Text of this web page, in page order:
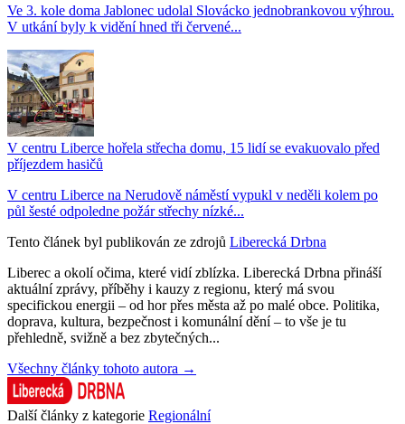
Ve 3. kole doma Jablonec udolal Slovácko jednobrankovou výhrou.
V utkání byly k vidění hned tři červené...
V centru Liberce hořela střecha domu, 15 lidí se evakuovalo před
příjezdem hasičů
V centru Liberce na Nerudově náměstí vypukl v neděli kolem po
půl šesté odpoledne požár střechy nízké...
Tento článek byl publikován ze zdrojů Liberecká Drbna
Liberec a okolí očima, které vidí zblízka. Liberecká Drbna přináší
aktuální zprávy, příběhy i kauzy z regionu, který má svou
specifickou energii – od hor přes města až po malé obce. Politika,
doprava, kultura, bezpečnost i komunální dění – to vše je tu
přehledně, svižně a bez zbytečných...
Všechny články tohoto autora →
Další články z kategorie Regionální